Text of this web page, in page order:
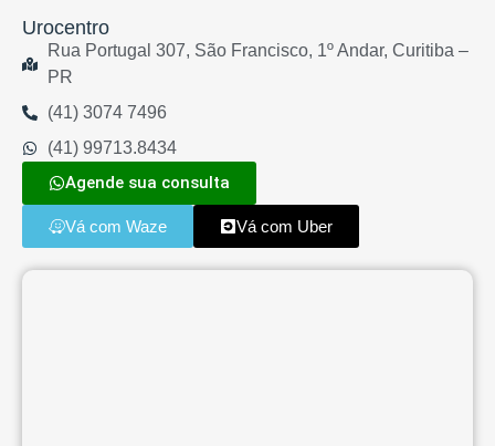
Urocentro
Rua Portugal 307, São Francisco, 1º Andar, Curitiba –
PR
(41) 3074 7496
(41) 99713.8434
Agende sua consulta
Vá com Waze Vá com Uber